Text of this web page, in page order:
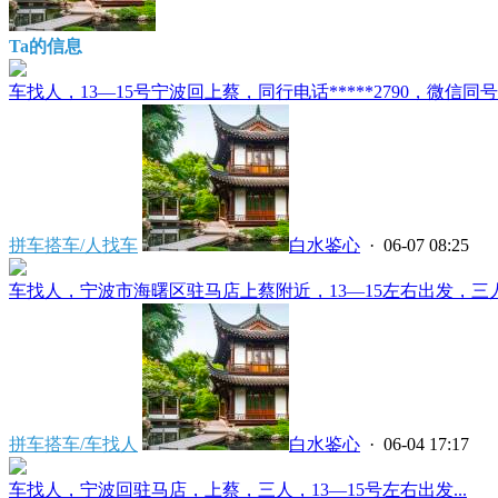
Ta的信息
车找人，13—15号宁波回上蔡，同行电话*****2790，微信同
拼车搭车/人找车 白水鉴心 · 06-07 08:25
车找人，宁波市海曙区驻马店上蔡附近，13—15左右出发，三
拼车搭车/车找人 白水鉴心 · 06-04 17:17
车找人，宁波回驻马店，上蔡，三人，13—15号左右出发...